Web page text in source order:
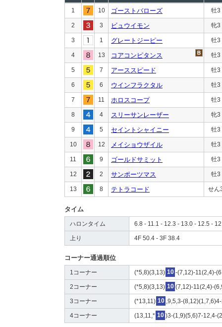
1 10 ゴーストバローズ 牡3
2 3 ビュウイモン 牝3
3 1 グレートジーピー 牡3
4 13 コアコンピタンス 牡3
5 7 アーススピード 牡3
6 6 ウインフラクタル 牡3
7 11 ホロスコープ 牡3
8 4 スリーサンレーザー 牝3
9 5 セイントシャイニー 牡3
10 12 メイショウザイル 牡3
11 9 ゴールドサミット 牡3
12 2 サンポーツマス 牡3
13 8 テトラコード せん
タイム
ハロンタイム 6.8 - 11.1 - 12.3 - 13.0 - 12.5 -
上り 4F 50.4 - 3F 38.4
コーナー通過順位
1コーナー (*5,8)(3,13) 10 -(7,12)-11(2,4)-
2コーナー (*5,8)(3,13) 10 (7,12)-11(2,4)-
3コーナー (*13,11) 10 ,9,5,3-
4コーナー (13,11,* 10 )3-(1,9)(5,6)7-12,4-